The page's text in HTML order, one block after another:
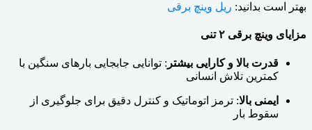
بهتر است بدانید: ریل وینچ برقی
مزایای وینچ برقی ۲ تنی
قدرت بالا و کارایی بیشتر : توانایی جابجایی بارهای سنگین با
کمترین تلاش انسانی
ایمنی بالا: ترمز اتوماتیک و کنترل دقیق برای جلوگیری از
سقوط بار